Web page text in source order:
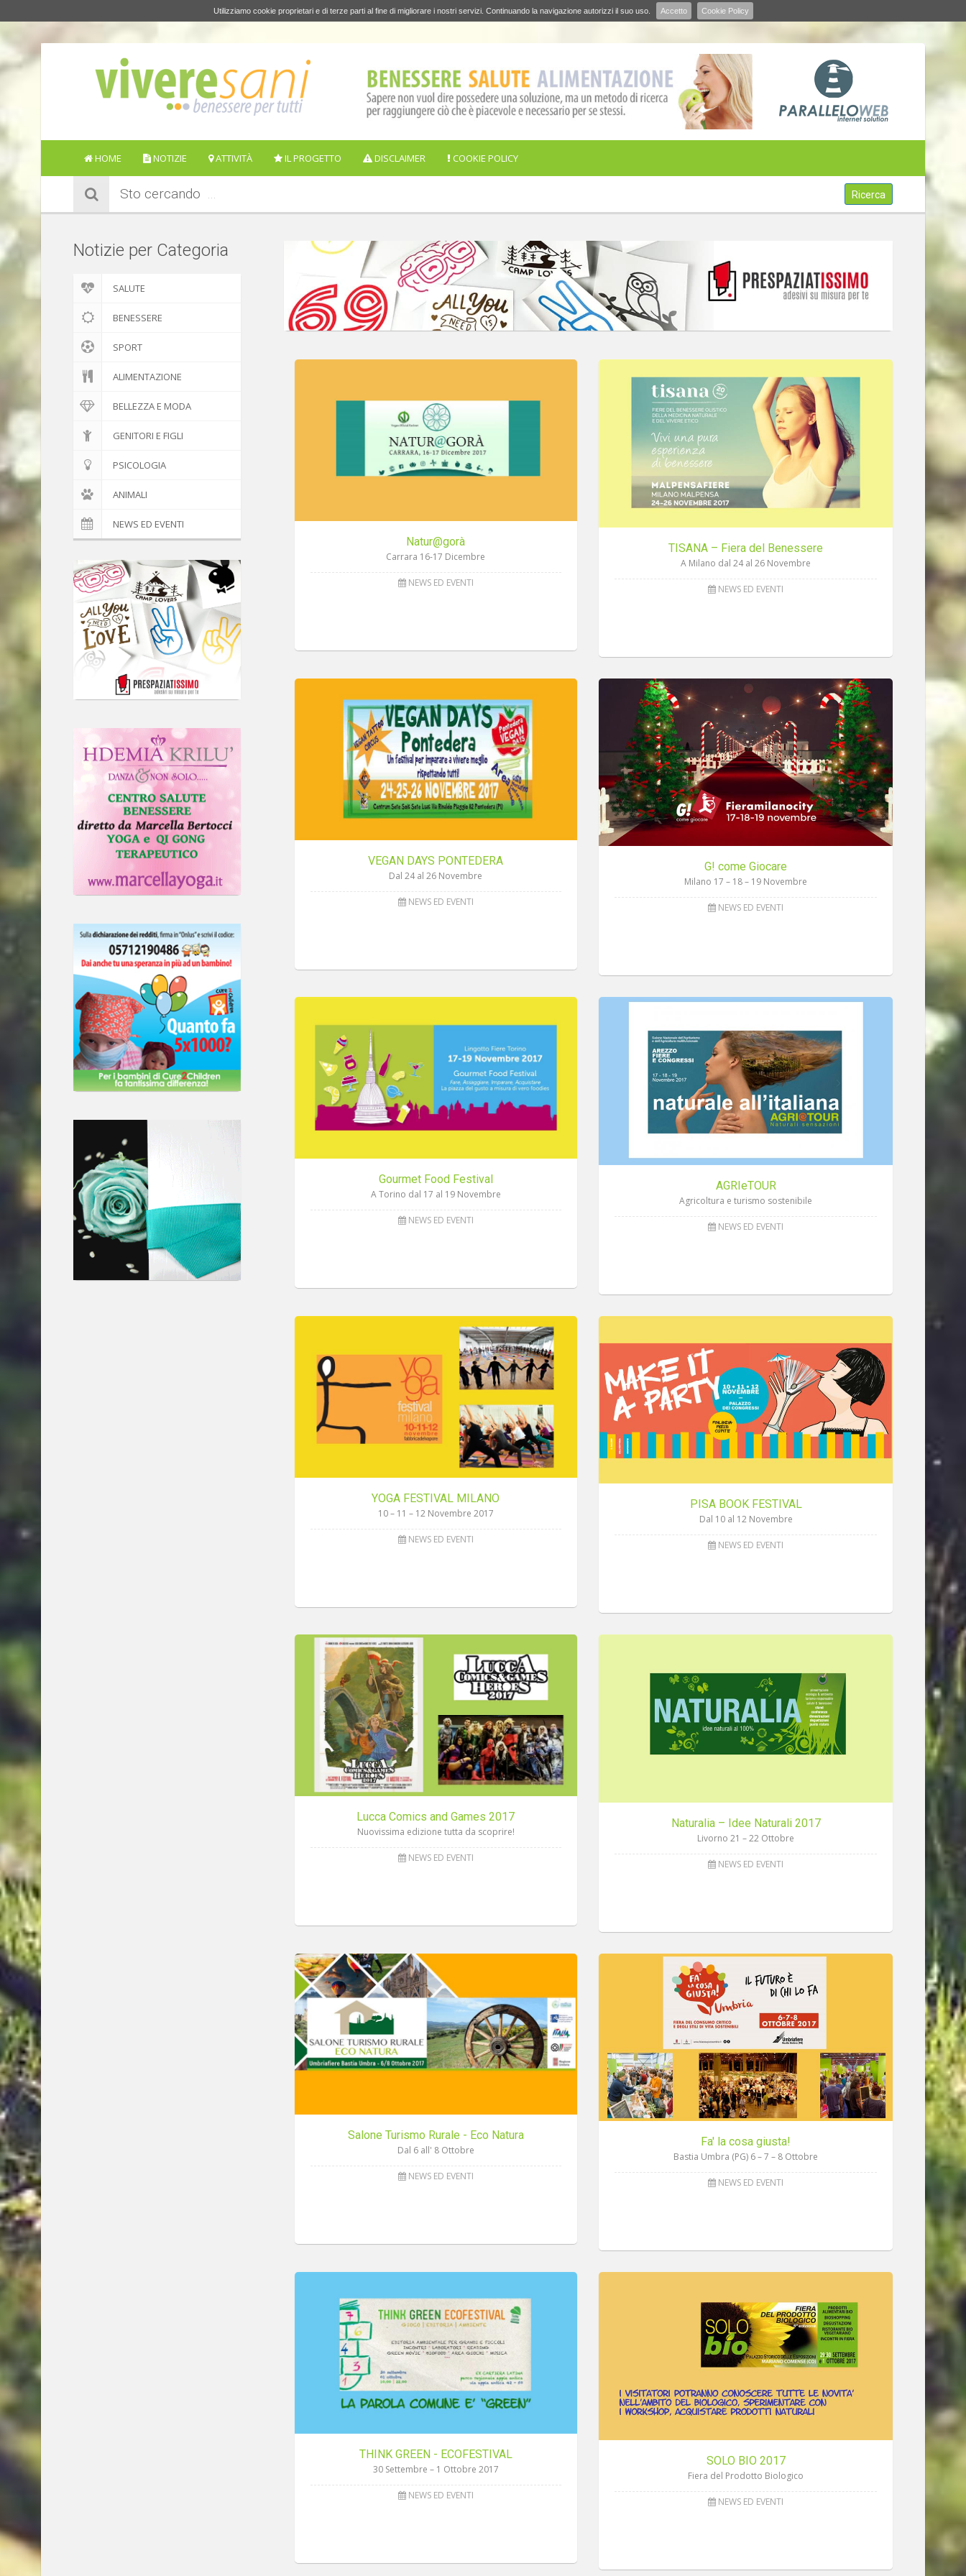
Utilizziamo cookie proprietari e di terze parti al fine di migliorare i nostri servizi. Continuando la navigazione autorizzi il suo uso. Accetto Cookie Policy
HOME NOTIZIE ATTIVITÀ IL PROGETTO DISCLAIMER COOKIE POLICY
Sto cercando Ricerca
Notizie per Categoria
SALUTE
BENESSERE
SPORT
ALIMENTAZIONE
BELLEZZA E MODA
GENITORI E FIGLI
PSICOLOGIA
ANIMALI
NEWS ED EVENTI
Natur@gorà
Carrara 16-17 Dicembre
NEWS ED EVENTI
TISANA – Fiera del Benessere
A Milano dal 24 al 26 Novembre
NEWS ED EVENTI
VEGAN DAYS PONTEDERA
Dal 24 al 26 Novembre
NEWS ED EVENTI
G! come Giocare
Milano 17 – 18 – 19 Novembre
NEWS ED EVENTI
Gourmet Food Festival
A Torino dal 17 al 19 Novembre
NEWS ED EVENTI
AGRIeTOUR
Agricoltura e turismo sostenibile
NEWS ED EVENTI
YOGA FESTIVAL MILANO
10 – 11 – 12 Novembre 2017
NEWS ED EVENTI
PISA BOOK FESTIVAL
Dal 10 al 12 Novembre
NEWS ED EVENTI
Lucca Comics and Games 2017
Nuovissima edizione tutta da scoprire!
NEWS ED EVENTI
Naturalia – Idee Naturali 2017
Livorno 21 – 22 Ottobre
NEWS ED EVENTI
Salone Turismo Rurale - Eco Natura
Dal 6 all' 8 Ottobre
NEWS ED EVENTI
Fa' la cosa giusta!
Bastia Umbra (PG) 6 – 7 – 8 Ottobre
NEWS ED EVENTI
THINK GREEN - ECOFESTIVAL
30 Settembre – 1 Ottobre 2017
NEWS ED EVENTI
SOLO BIO 2017
Fiera del Prodotto Biologico
NEWS ED EVENTI